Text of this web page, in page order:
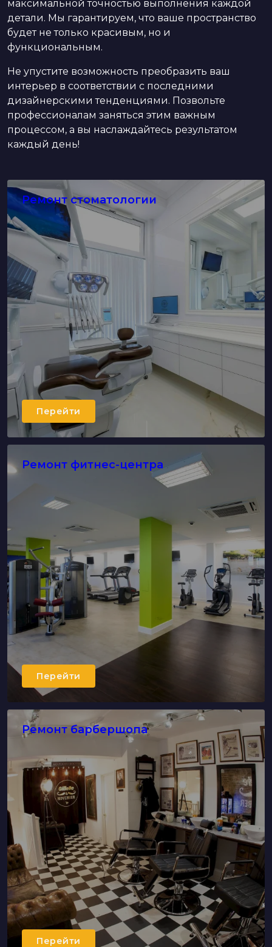
максимальной точностью выполнения каждой
детали. Мы гарантируем, что ваше пространство
будет не только красивым, но и
функциональным.
Не упустите возможность преобразить ваш
интерьер в соответствии с последними
дизайнерскими тенденциями. Позвольте
профессионалам заняться этим важным
процессом, а вы наслаждайтесь результатом
каждый день!
Ремонт стоматологии
Перейти
Ремонт фитнес-центра
Перейти
Ремонт барбершопа
Перейти